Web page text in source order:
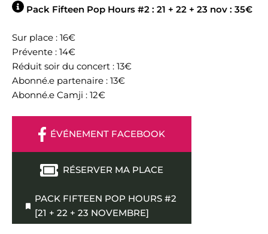
Pack Fifteen Pop Hours #2 : 21 + 22 + 23 nov : 35€
Sur place : 16€
Prévente : 14€
Réduit soir du concert : 13€
Abonné.e partenaire : 13€
Abonné.e Camji : 12€
ÉVÉNEMENT FACEBOOK
RÉSERVER MA PLACE
PACK FIFTEEN POP HOURS #2
[21 + 22 + 23 NOVEMBRE]